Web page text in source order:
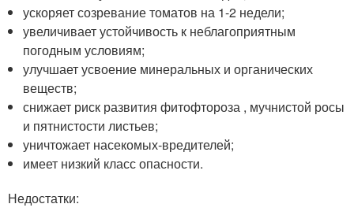
ускоряет созревание томатов на 1-2 недели;
увеличивает устойчивость к неблагоприятным
погодным условиям;
улучшает усвоение минеральных и органических
веществ;
снижает риск развития фитофтороза , мучнистой росы
и пятнистости листьев;
уничтожает насекомых-вредителей;
имеет низкий класс опасности.
Недостатки: